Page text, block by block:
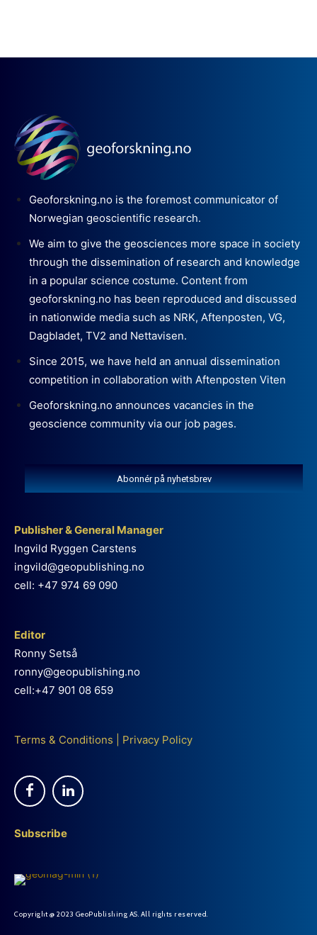
Geoforskning.no is the foremost communicator of
Norwegian geoscientific research.
We aim to give the geosciences more space in society
through the dissemination of research and knowledge
in a popular science costume. Content from
geoforskning.no has been reproduced and discussed
in nationwide media such as NRK, Aftenposten, VG,
Dagbladet, TV2 and Nettavisen.
Since 2015, we have held an annual dissemination
competition in collaboration with Aftenposten Viten
Geoforskning.no announces vacancies in the
geoscience community via our job pages.
Abonnér på nyhetsbrev
Publisher & General Manager
Ingvild Ryggen Carstens
ingvild@geopublishing.no
cell: +47 974 69 090
Editor
Ronny Setså
ronny@geopublishing.no
cell:+47 901 08 659
Terms & Conditions Privacy Policy
Subscribe
Copyright @ 2023 GeoPublishing AS. All rights reserved.